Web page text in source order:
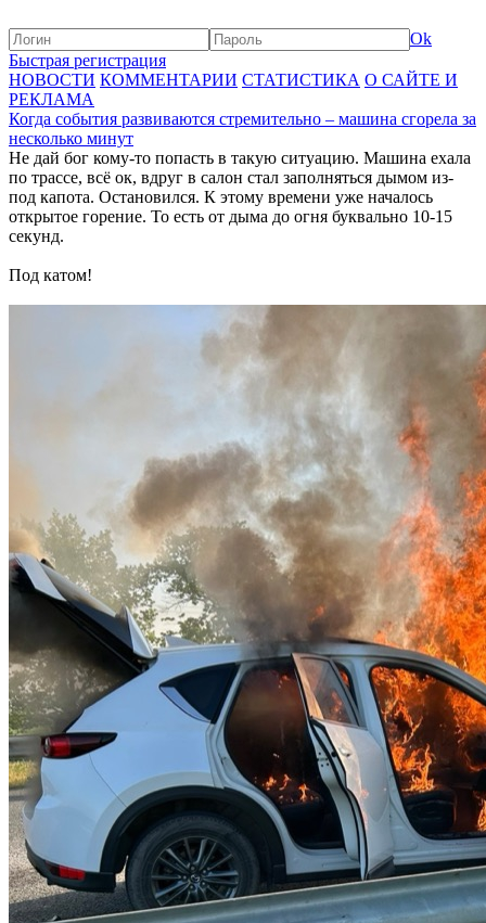
Ok
Быстрая регистрация
НОВОСТИ КОММЕНТАРИИ СТАТИСТИКА О САЙТЕ И
РЕКЛАМА
Когда события развиваются стремительно – машина сгорела за
несколько минут
Не дай бог кому-то попасть в такую ситуацию. Машина ехала
по трассе, всё ок, вдруг в салон стал заполняться дымом из-
под капота. Остановился. К этому времени уже началось
открытое горение. То есть от дыма до огня буквально 10-15
секунд.
Под катом!